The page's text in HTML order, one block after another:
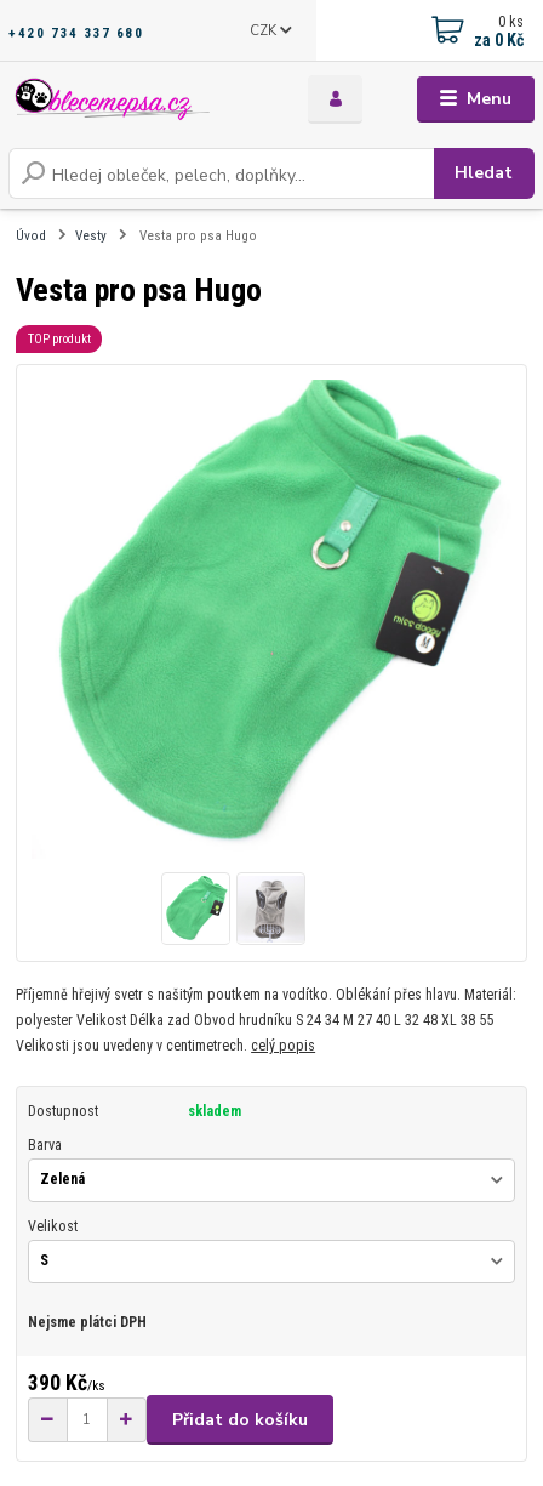
Menu
CZK
Hledat
+420 734 337 680
0 ks
za 0 Kč
Úvod Vesty Vesta pro psa Hugo
Vesta pro psa Hugo
TOP produkt
Příjemně hřejivý svetr s našitým poutkem na vodítko. Oblékání přes hlavu. Materiál:
polyester Velikost Délka zad Obvod hrudníku S 24 34 M 27 40 L 32 48 XL 38 55
Velikosti jsou uvedeny v centimetrech.celý popis
Dostupnost skladem
Barva
Velikost
Nejsme plátci DPH
390 Kč/ks
Přidat do košíku